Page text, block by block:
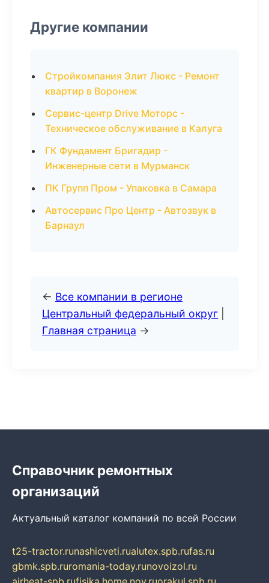
Другие компании
Стройкомпания Элит Люкс - Ремонт
квартир в Воронеж
Сервис-центр Drive Моторс -
Техническое обслуживание в Калуга
ГК Фундамент Бригадир -
Инженерные сети в Мурманск
ПК Групп Пром - Упаковка в Самара
Автосервис Про Центр - Автозвук в
Барнаул
← Все компании в регионе
Центральный федеральный округ
Главная страница →
Справочник ремонтных
организаций
Актуальный каталог компаний по всей России
t25-tractor.runashicveti.rualutex.spb.rufas.ru
gbmk.spb.ruromania-today.runovoizol.ru